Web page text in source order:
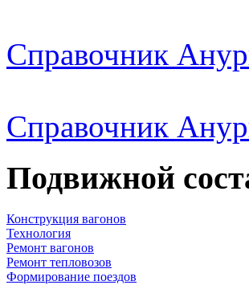
Справочник
Справочник
Подвижной
Конструкция вагонов
Технология
Ремонт вагонов
Ремонт тепловозов
Формирование поездов